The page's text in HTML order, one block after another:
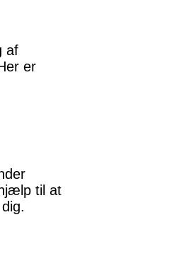
af
er
til at